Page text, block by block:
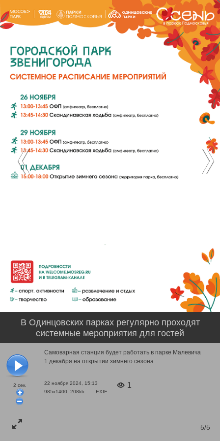
2 сек.
Самоварная станция будет работать в парке Малевича
1 декабря на открытии зимнего сезона
22 ноября 2024, 15:13
985x1400, 208kb
EXIF
1
5/5
В Одинцовских парках регулярно проходят
системные мероприятия для гостей